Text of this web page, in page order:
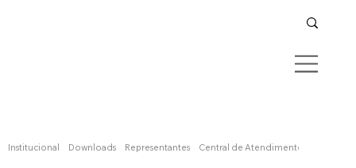
Confira aqui
Institucional Downloads Representantes Central de Atendimento